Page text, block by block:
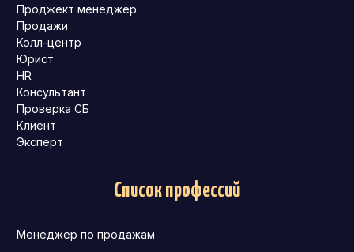
Проджект менеджер
Продажи
Колл-центр
Юрист
HR
Консультант
Проверка СБ
Клиент
Эксперт
Список профессий
Менеджер по продажам